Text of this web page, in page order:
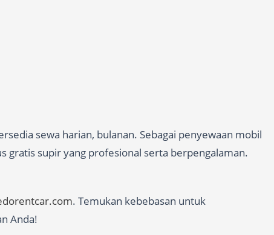
sewa harian, bulanan. Sebagai penyewaan mobil
gratis supir yang profesional serta berpengalaman.
. Temukan kebebasan untuk
Anda!